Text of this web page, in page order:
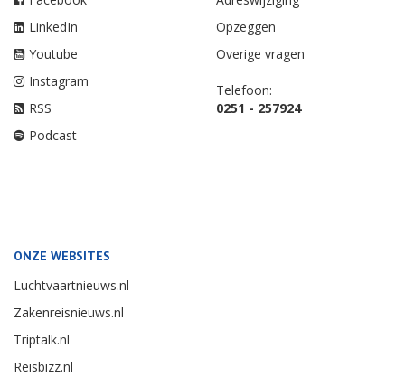
LinkedIn
Youtube
Instagram
RSS
Podcast
Opzeggen
Overige vragen
Telefoon:
0251 - 257924
ONZE WEBSITES
Luchtvaartnieuws.nl
Zakenreisnieuws.nl
Triptalk.nl
Reisbizz.nl